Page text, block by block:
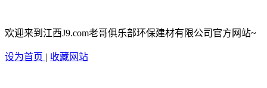
欢迎来到江西J9.com老哥俱乐部环保建材有限公司官方网站~
设为首页 | 收藏网站